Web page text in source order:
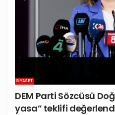
SIYASET
DEM Parti Sözcüsü
yasa” teklifi